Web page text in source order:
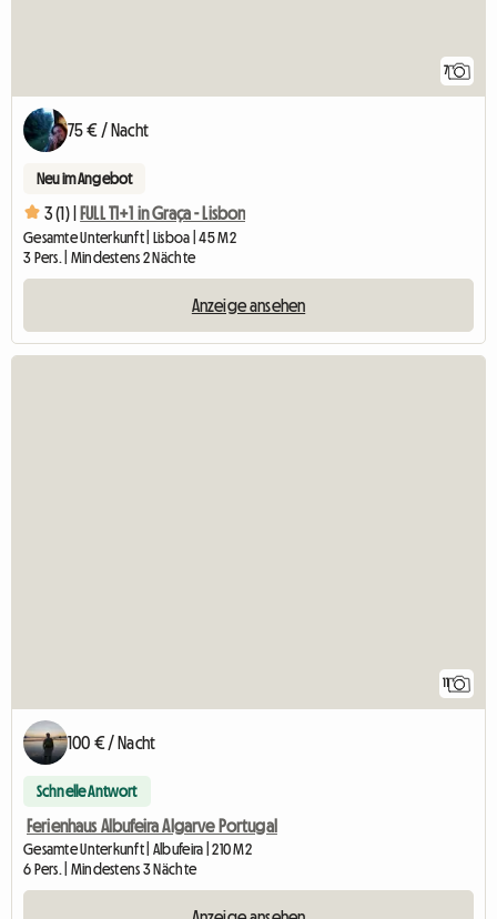
7
75 € / Nacht
Neu im Angebot
3 (1) | FULL T1+1 in Graça - Lisbon
Gesamte Unterkunft | Lisboa | 45 M2
3 Pers. | Mindestens 2 Nächte
Anzeige ansehen
11
100 € / Nacht
Schnelle Antwort
Ferienhaus Albufeira Algarve Portugal
Gesamte Unterkunft | Albufeira | 210 M2
6 Pers. | Mindestens 3 Nächte